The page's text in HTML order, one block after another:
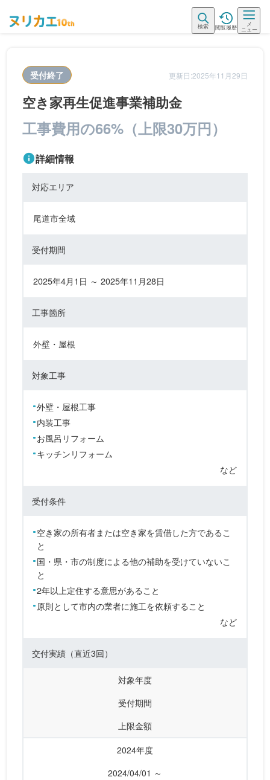
検索 閲覧履歴
メ
ニュー
受付終了 更新日:2025年11月29日
空き家再生促進事業補助金
工事費用の66%（上限30万円）
詳細情報
対応エリア
尾道市全域
受付期間
2025年4月1日 ～ 2025年11月28日
工事箇所
外壁・屋根
対象工事
外壁・屋根工事
内装工事
お風呂リフォーム
キッチンリフォーム
など
受付条件
空き家の所有者または空き家を賃借した方であるこ
と
国・県・市の制度による他の補助を受けていないこ
と
2年以上定住する意思があること
原則として市内の業者に施工を依頼すること
など
交付実績 （直近3回）
対象年度
受付期間
上限金額
2024年度
2024/04/01 ～